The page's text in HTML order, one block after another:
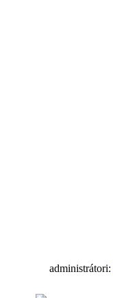
administrátori: